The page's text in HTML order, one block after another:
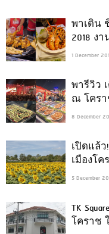
พาเดิน
2018 ง
1 December
พารีวิว
ณ โครา
8 December
เปิดแล้
เมืองโ
5 December
TK
โคราช